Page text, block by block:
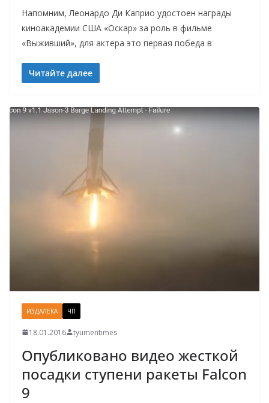
Напомним, Леонардо Ди Каприо удостоен награды
киноакадемии США «Оскар» за роль в фильме
«Выживший», для актера это первая победа в
Читайте далее
ИЗДАЛЕКА ЧП
18.01.2016 tyumentimes
Опубликовано видео жесткой
посадки ступени ракеты Falcon
9